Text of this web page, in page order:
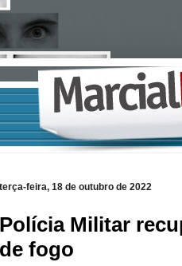
terça-feira, 18 de outubro de 2022
Polícia Militar
de fogo